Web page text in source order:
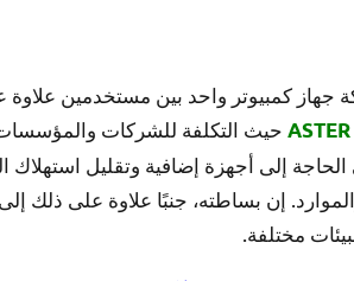
جهاز كمبيوتر واحد بين مستخدمين
حيث التكلفة للشركات
إلى أجهزة إضافية وتقليل استهلاك
إن بساطته، جنبًا علاوة على ذلك
مختلفة.